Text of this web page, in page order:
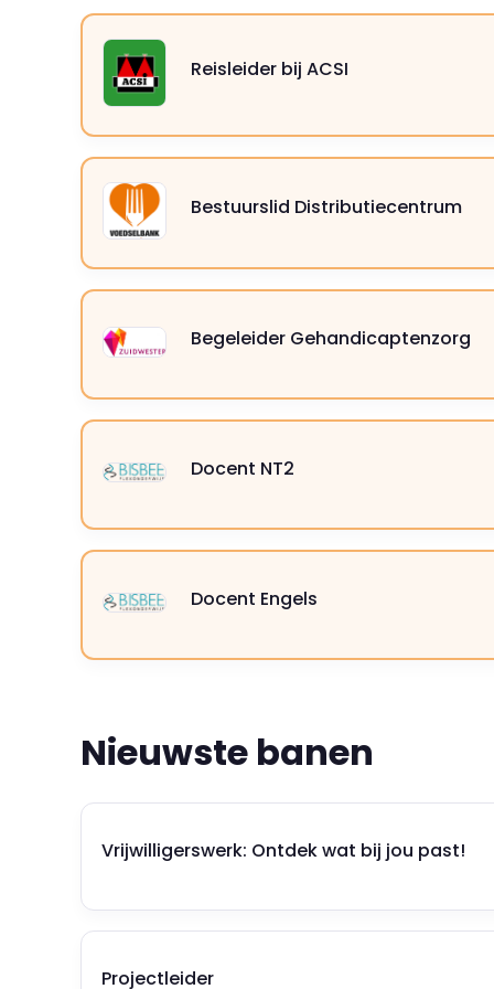
Reisleider bij ACSI
⁠⁠⁠⁠⁠⁠⁠Bestuurslid Distributiecentrum
Begeleider Gehandicaptenzorg
Docent NT2
Docent Engels
Nieuwste banen
Vrijwilligerswerk: Ontdek wat bij jou past!
Projectleider